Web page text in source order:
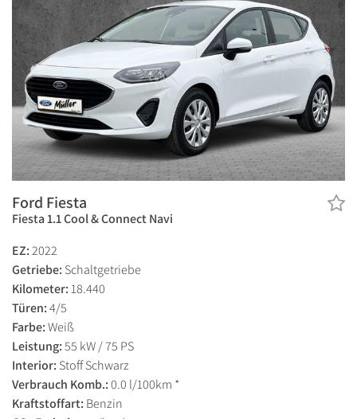
Ford Fiesta
Fiesta 1.1 Cool & Connect Navi
EZ:2022
Getriebe: Schaltgetriebe
Kilometer: 18.440
Türen:4/5
Farbe:Weiß
Leistung:55 kW / 75 PS
Interior: Stoff Schwarz
Verbrauch Komb.:0.0 l/100km *
Kraftstoffart: Benzin